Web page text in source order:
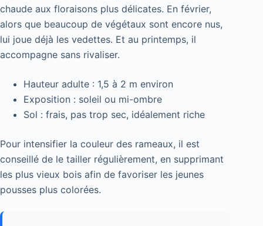
chaude aux floraisons plus délicates. En février,
alors que beaucoup de végétaux sont encore nus,
lui joue déjà les vedettes. Et au printemps, il
accompagne sans rivaliser.
Hauteur adulte : 1,5 à 2 m environ
Exposition : soleil ou mi-ombre
Sol : frais, pas trop sec, idéalement riche
Pour intensifier la couleur des rameaux, il est
conseillé de le tailler régulièrement, en supprimant
les plus vieux bois afin de favoriser les jeunes
pousses plus colorées.